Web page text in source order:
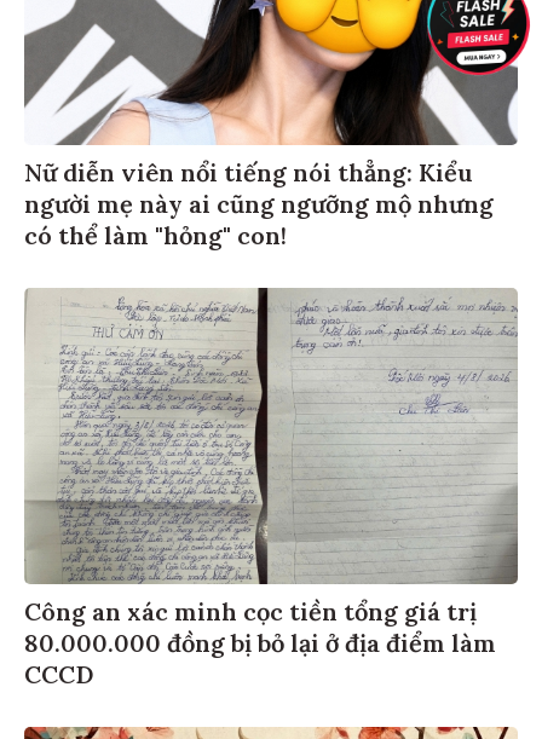
Nữ diễn viên nổi tiếng nói thẳng: Kiểu
người mẹ này ai cũng ngưỡng mộ nhưng
có thể làm "hỏng" con!
Công an xác minh cọc tiền tổng giá trị
80.000.000 đồng bị bỏ lại ở địa điểm làm
CCCD